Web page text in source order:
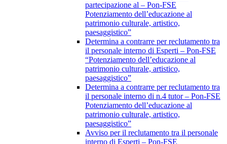
partecipazione al – Pon-FSE
Potenziamento dell’educazione al
patrimonio culturale, artistico,
paesaggistico”
Determina a contrarre per reclutamento tra
il personale interno di Esperti – Pon-FSE
“Potenziamento dell’educazione al
patrimonio culturale, artistico,
paesaggistico”
Determina a contrarre per reclutamento tra
il personale interno di n.4 tutor – Pon-FSE
Potenziamento dell’educazione al
patrimonio culturale, artistico,
paesaggistico”
Avviso per il reclutamento tra il personale
interno di Esperti – Pon-FSE